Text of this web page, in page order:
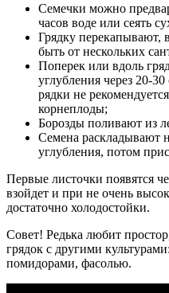
Семечки можно
часов воде или сеять
Грядку
быть от нескольких
Поперек или вдоль
углубления через 20-
рядки не
корнеплоды;
Борозды поливают из
Семена раскладывают
углубления, потом
Первые листочки появятся
взойдет и при не очень
достаточно холодостойки.
Совет! Редька любит
грядок с другими
помидорами, фасолью.